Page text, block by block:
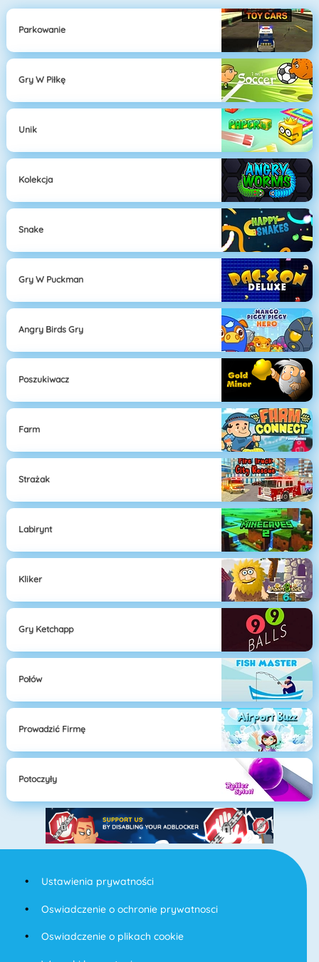
Parkowanie
Gry W Piłkę
Unik
Kolekcja
Snake
Gry W Puckman
Angry Birds Gry
Poszukiwacz
Farm
Strażak
Labirynt
Kliker
Gry Ketchapp
Połów
Prowadzić Firmę
Potoczyły
Ustawienia prywatności
Oswiadczenie o ochronie prywatnosci
Oswiadczenie o plikach cookie